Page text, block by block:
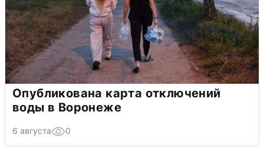
Опубликована карта отключений
воды в Воронеже
6 августа 0